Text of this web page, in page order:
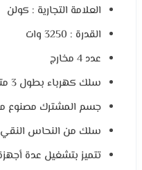
العلامة التجارية : كولن
القدرة : 3250 وات
عدد 4 مخارج
سلك كهرباء بطول 3 متر
جسم المشترك مصنوع
سلك من النحاس النقي
تتميز بتشغيل عدة